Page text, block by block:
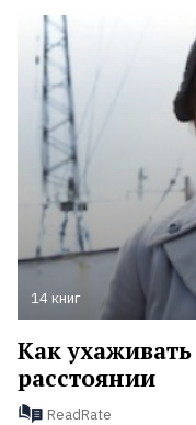
14 книг
Как
расстоянии
ReadRate